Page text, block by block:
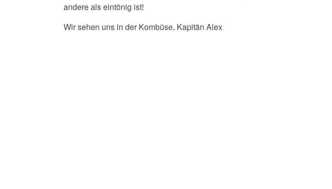
andere als eintönig ist!
Wir sehen uns in der Kombüse, Kapitän Alex